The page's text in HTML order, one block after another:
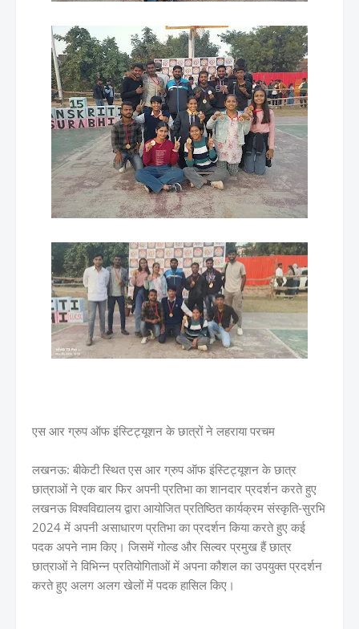
एस आर ग्रुप ऑफ इंस्टिट्यूशन के छात्रों ने लहराया परचम
लखनऊ: बीकेटी स्थित एस आर ग्रुप ऑफ इंस्टिट्यूशन के छात्र
छात्राओं ने एक बार फिर अपनी प्रतिभा का शानदार प्रदर्शन करते हुए
लखनऊ विश्वविद्यालय द्वारा आयोजित प्रतिष्ठित कार्यक्रम संस्कृति-सुरभि
2024 में अपनी असाधारण प्रतिभा का प्रदर्शन किया करते हुए कई
पदक अपने नाम किए। जिसमें गोल्ड और सिल्वर प्रमुख हैं छात्र
छात्राओं ने विभिन्न प्रतियोगिताओं में अपना कौशल का उपयुक्त प्रदर्शन
करते हुए अलग अलग खेलों में पदक हासिल किए।